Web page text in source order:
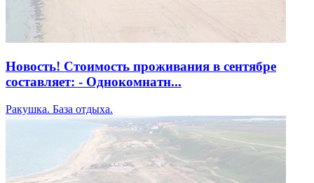
Новость! Стоимость проживания в сентябре
составляет: - Однокомнатн...
Ракушка. База отдыха.